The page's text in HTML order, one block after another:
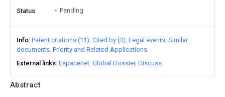
Abstract
Status Pending
Info Patent citations (11) Cited by (3) Legal events Similar
documents Priority and Related Applications
External links Espacenet Global Dossier Discuss